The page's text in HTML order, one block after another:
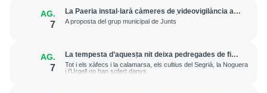
AG.
7
La Paeria instal·larà càmeres de videovigilància a
la plaça Edil Saturnino, a l'estació
A proposta del grup municipal de Junts
AG.
7
La tempesta d’aquesta nit deixa pedregades de fins
a 7 cm a Raimat, però la verema no pateix
afectacions significatives
Tot i els xàfecs i la calamarsa, els cultius del Segrià, la Noguera
i l’Urgell no han sofert danys